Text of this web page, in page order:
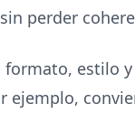
perder
estilo
ejemplo,